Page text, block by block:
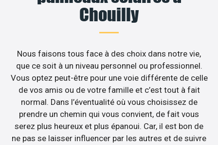
Chouilly
Nous faisons tous face à des choix dans notre vie,
que ce soit à un niveau personnel ou professionnel.
Vous optez peut-être pour une voie différente de celle
de vos amis ou de votre famille et c’est tout à fait
normal. Dans l’éventualité où vous choisissez de
prendre un chemin qui vous convient, de fait vous
serez plus heureux et plus épanoui. Car, il est bon de
ne pas se laisser influencer par les autres et de suivre